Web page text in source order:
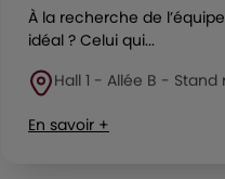
À la recherche de
idéal ? Celui qui...
Hall 1 - Allée B - Stand
En savoir +